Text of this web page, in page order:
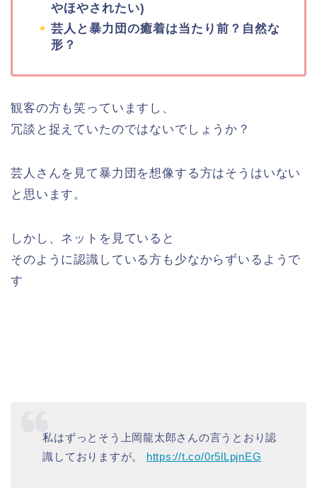
やほやされたい)
芸人と暴力団の癒着は当たり前？自然な
形？
観客の方も笑っていますし、
冗談と捉えていたのではないでしょうか？
芸人さんを見て暴力団を想像する方はそうはいない
と思います。
しかし、ネットを見ていると
そのように認識している方も少なからずいるようで
す
私はずっとそう上岡龍太郎さんの言うとおり認
識しておりますが。 https://t.co/0r5lLpjnEG